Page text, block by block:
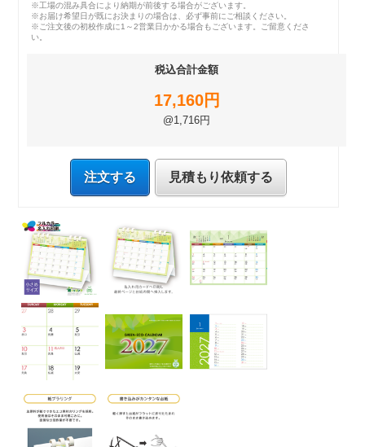
※工場の混み具合により納期が前後する場合がございます。
※お届け希望日が既にお決まりの場合は、必ず事前にご相談ください。
※ご注文後の初校作成に1～2営業日かかる場合もございます。ご留意くださ
い。
税込合計金額
17,160円
@1,716円
注文する 見積もり依頼する